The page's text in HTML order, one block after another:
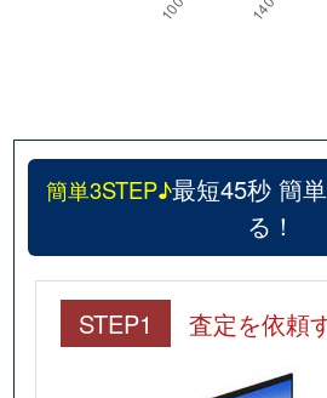
簡単3STEP♪最短45秒 簡
る！
STEP1 査定を依頼